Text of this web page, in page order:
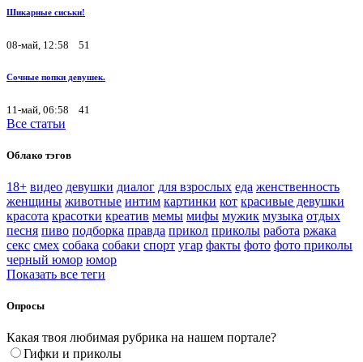
Шикарные сиськи!
08-май, 12:58 51
Сочные попки девушек.
11-май, 06:58 41
Все статьи
Облако тэгов
18+ видео девушки диалог для взрослых еда женственность
женщины животные интим картинки кот красивые девушки
красота красотки креатив мемы мифы мужик музыка отдых
песня пиво подборка правда прикол приколы работа ржака
секс смех собака собаки спорт угар факты фото фото приколы
черный юмор юмор
Показать все теги
Опросы
Какая твоя любимая рубрика на нашем портале?
Гифки и приколы